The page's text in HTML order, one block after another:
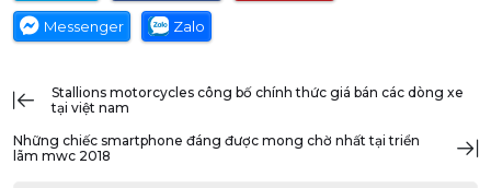
Messenger Zalo
stallions motorcycles công bố chính thức giá bán các dòng xe
tại việt nam
những chiếc smartphone đáng được mong chờ nhất tại triển
lãm mwc 2018